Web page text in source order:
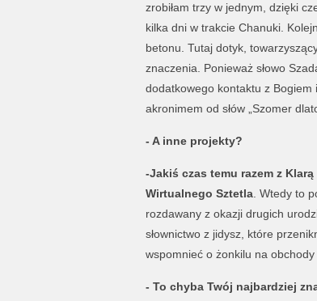
zrobiłam trzy w jednym, dzięki
kilka dni w trakcie Chanuki.
betonu. Tutaj dotyk,
znaczenia. Ponieważ słowo
dodatkowego kontaktu z Bogiem
akronimem od słów „Szomer
- A inne projekty?
-Jakiś czas temu razem z
Wirtualnego Sztetla. Wtedy to
rozdawany z okazji drugich
słownictwo z jidysz, które
wspomnieć o żonkilu na
- To chyba Twój najbardziej